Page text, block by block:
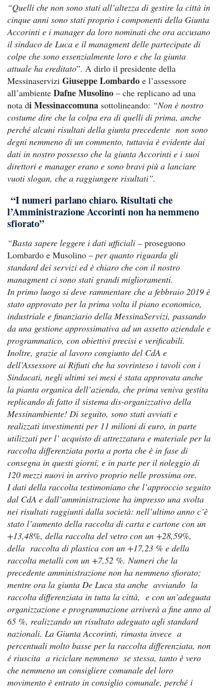
“Quelli che non sono stati all’altezza di gestire la città in
cinque anni sono stati proprio i componenti della Giunta
Accorinti e i manager da loro nominati che ora accusano
il sindaco de Luca e il managment delle partecipate di
colpe che sono essenzialmente loro e che la giunta
attuale ha ereditato”. A dirlo il presidente della
Messinaservizi Giuseppe Lombardo e l’assessore
all’ambiente Dafne Musolino – che replicano ad una
nota di Messinaccomuna sottolineando: “Non è nostro
costume dire che la colpa era di quelli di prima, anche
perché alcuni risultati della giunta precedente non sono
degni nemmeno di un commento, tuttavia è evidente dai
dati in nostro possesso che la giunta Accorinti e i suoi
direttori e manager erano e sono bravi più a lanciare
vuoti slogan, che a raggiungere risultati”.
“I numeri parlano chiaro. Risultati che
l’Amministrazione Accorinti non ha nemmeno
sfiorato”
“Basta sapere leggere i dati ufficiali – proseguono
Lombardo e Musolino – per quanto riguarda gli
standard dei servizi ed è chiaro che con il nostro
managment ci sono stati grandi miglioramenti.
In primo luogo si deve rammentare che a febbraio 2019 è
stato approvato per la prima volta il piano economico,
industriale e finanziario della MessinaServizi, passando
da una gestione approssimativa ad un assetto aziendale e
programmatico, con obiettivi precisi e verificabili.
Inoltre, grazie al lavoro congiunto del CdA e
dell’Assessore ai Rifiuti che ha sovrinteso i tavoli con i
Sindacati, negli ultimi sei mesi é stata approvata anche
la pianta organica dell’azienda, che prima veniva gestita
replicando di fatto il sistema dis-organizzativo della
Messinambiente! Di seguito, sono stati avviati e
realizzati investimenti per 11 milioni di euro, in parte
utilizzati per l’ acquisto di attrezzatura e materiale per la
raccolta differenziata porta a porta che è in fase di
consegna in questi giorni, e in parte per il noleggio di
120 mezzi nuovi in arrivo proprio nelle prossima ore.
I dati della raccolta testimoniano che l’approccio seguito
dal CdA e dall’amministrazione ha impresso una svolta
nei risultati raggiunti dalla società: nell’ultimo anno c’è
stato l’aumento della raccolta di carta e cartone con un
+13,48%, della raccolta del vetro con un +28,59%,
della raccolta di plastica con un +17,23 % e della
raccolta metalli con un +7,52 %. Numeri che la
precedente amministrazione non ha nemmeno sfiorato;
mentre ora la giunta De Luca sta anche avviando la
raccolta differenziata in tutta la città, e con un’adeguata
organizzazione e programmazione arriverà a fine anno al
65 %, realizzando un risultato adeguato agli standard
nazionali. La Giunta Accorinti, rimasta invece a
percentuali molto basse per la raccolta differenziata, non
é riuscita a riciclare nemmeno se stessa, tanto è vero
che nemmeno un consigliere comunale del loro
movimento è entrato in consiglio comunale, perché i